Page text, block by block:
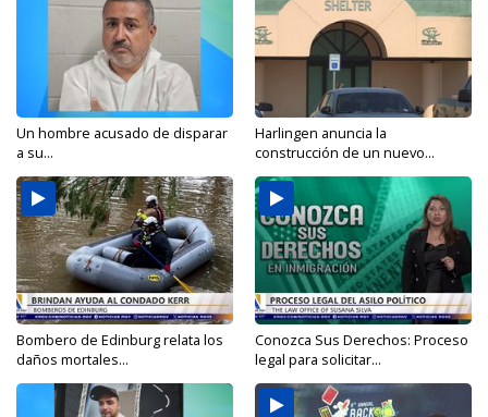
Un hombre acusado de disparar
a su...
Harlingen anuncia la
construcción de un nuevo...
Bombero de Edinburg relata los
daños mortales...
Conozca Sus Derechos: Proceso
legal para solicitar...